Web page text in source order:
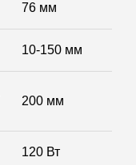
76 мм
10-150 мм
200 мм
120 Вт